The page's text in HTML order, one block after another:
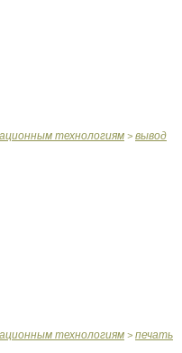
технологиям > вывод
технологиям > печать